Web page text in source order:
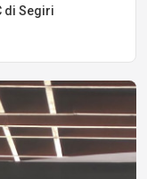
di Segiri